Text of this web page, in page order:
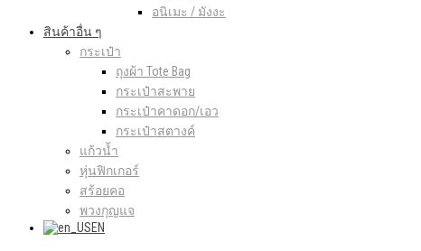
อนิเมะ / มังงะ
สินค้าอื่น ๆ
กระเป๋า
ถุงผ้า Tote Bag
กระเป๋าสะพาย
กระเป๋าคาดอก/เอว
กระเป๋าสตางค์
แก้วน้ำ
หุ่นฟิกเกอร์
สร้อยคอ
พวงกุญแจ
EN